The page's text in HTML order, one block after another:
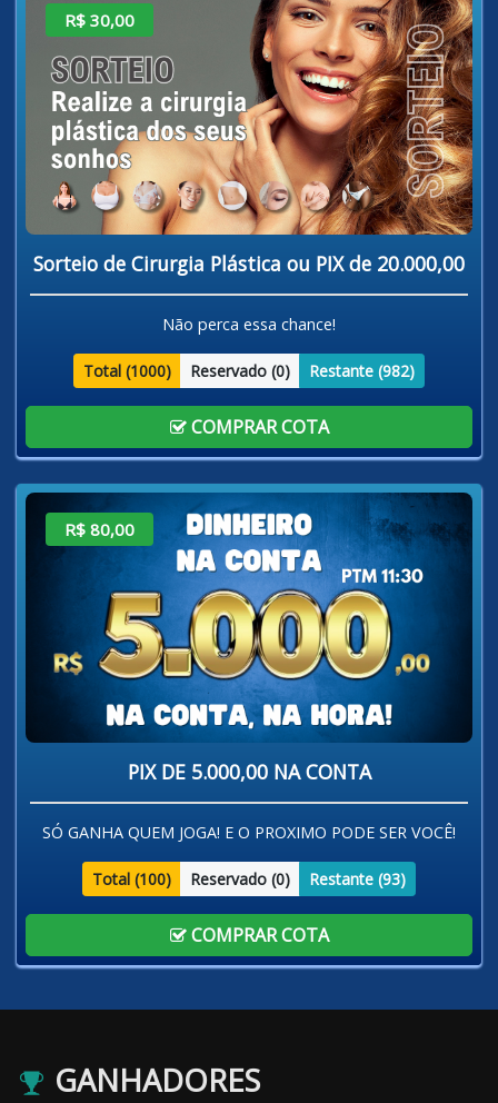
R$ 30,00
Sorteio de Cirurgia Plástica ou PIX de 20.000,00
Não perca essa chance!
Total (1000) Reservado (0) Restante (982)
COMPRAR COTA
R$ 80,00
PIX DE 5.000,00 NA CONTA
SÓ GANHA QUEM JOGA! E O PROXIMO PODE SER VOCÊ!
Total (100) Reservado (0) Restante (93)
COMPRAR COTA
GANHADORES